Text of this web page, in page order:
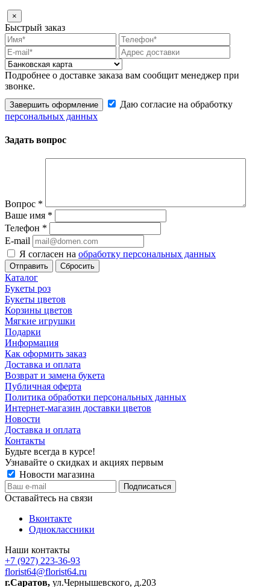
×
Быстрый заказ
Подробнее о доставке заказа вам сообщит менеджер при
звонке.
Завершить оформление
Даю согласие на обработку
персональных данных
Задать вопрос
Вопрос *
Ваше имя *
Телефон *
E-mail
Я согласен на обработку персональных данных
Сбросить
Каталог
Букеты роз
Букеты цветов
Корзины цветов
Мягкие игрушки
Подарки
Информация
Как оформить заказ
Доставка и оплата
Возврат и замена букета
Публичная оферта
Политика обработки персональных данных
Интернет-магазин доставки цветов
Новости
Доставка и оплата
Контакты
Будьте всегда в курсе!
Узнавайте о скидках и акциях первым
Новости магазина
Оставайтесь на связи
Вконтакте
Одноклассники
Наши контакты
+7 (927) 223-36-93
florist64@florist64.ru
г.Саратов, ул.Чернышевского, д.203